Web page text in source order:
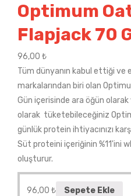
Optimum
Flapjack 70
96,00 ₺
Tüm dünyanın kabul ettiği ve
markalarından biri olan
Gün içerisinde ara öğün
olarak tüketebileceğiniz
günlük protein ihtiyacınızı
Süt proteini içeriğinin %11'ini
oluşturur.
96,00 ₺ Sepete Ekle